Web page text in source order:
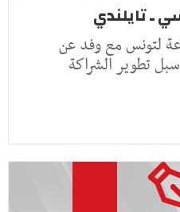
ـ تايلندي
لتونس مع وفد عن
سبل تطوير الشراكة